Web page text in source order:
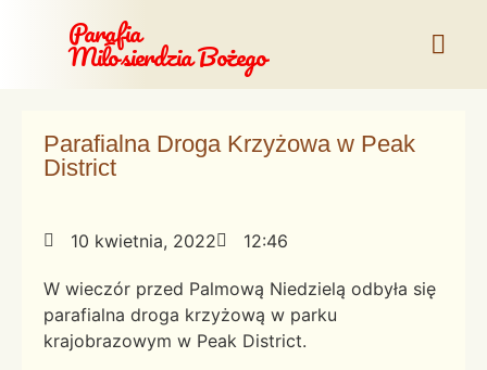
Parafia
Miłosierdzia Bożego
Parafialna Droga Krzyżowa w Peak
District
10 kwietnia, 2022 12:46
W wieczór przed Palmową Niedzielą odbyła się
parafialna droga krzyżową w parku
krajobrazowym w Peak District.